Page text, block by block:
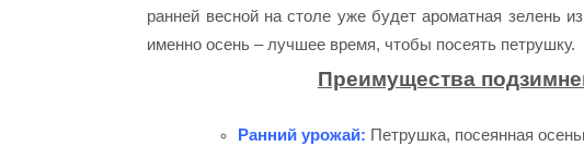
ранней весной на столе уже будет ароматная зелень
именно осень – лучшее время, чтобы посеять петрушку.
Преимущества
Ранний урожай: Петрушка, посеянная